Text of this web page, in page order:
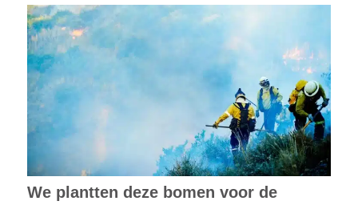
We plantten deze bomen voor de